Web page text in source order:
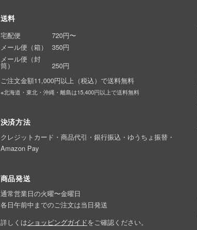
送料
宅配便
720円〜
メール便（箱）
350円
メール便（封
筒）
250円
ご注文金額11,000円以上（税込）で送料無料
※北海道・東北・沖縄・離島は15,400円以上で送料無料
決済方法
クレジットカード・商品代引・銀行振込・ゆうちょ振替・
Amazon Pay
商品発送
通常営業日の火曜〜金曜日
各日午前中までのご注文は当日発送
詳しくはショッピングガイドをご確認ください。